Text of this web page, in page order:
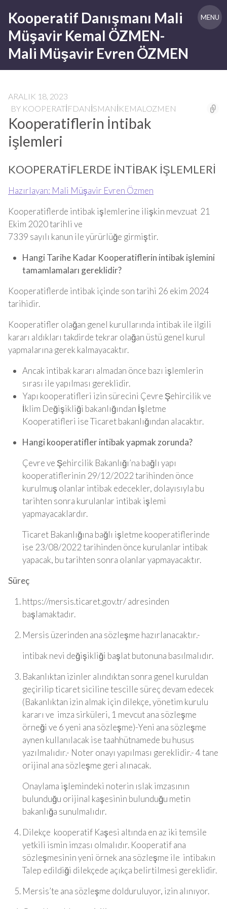
content
Kooperatif Danışmanı Mali
Müşavir Kemal ÖZMEN-
Mali Müşavir Evren ÖZMEN
MENU
ARALIK 18, 2023
BY KOOPERATIFDANISMANIKEMALOZMEN
Kooperatiflerin İntibak
işlemleri
KOOPERATİFLERDE İNTİBAK İŞLEMLERİ
Hazırlayan: Mali Müşavir Evren Özmen
Kooperatiflerde intibak işlemlerine ilişkin mevzuat 21
Ekim 2020 tarihli ve
7339 sayılı kanun ile yürürlüğe girmiştir.
Hangi Tarihe Kadar Kooperatiflerin intibak işlemini
tamamlamaları gereklidir?
Kooperatiflerde intibak içinde son tarihi 26 ekim 2024
tarihidir.
Kooperatifler olağan genel kurullarında intibak ile ilgili
kararı aldıkları takdirde tekrar olağan üstü genel kurul
yapmalarına gerek kalmayacaktır.
Ancak intibak kararı almadan önce bazı işlemlerin
sırası ile yapılması gereklidir.
Yapı kooperatifleri izin sürecini Çevre Şehircilik ve
İklim Değişikliği bakanlığından İşletme
Kooperatifleri ise Ticaret bakanlığından alacaktır.
Hangi kooperatifler intibak yapmak zorunda?
Çevre ve Şehircilik Bakanlığı’na bağlı yapı
kooperatiflerinin 29/12/2022 tarihinden önce
kurulmuş olanlar intibak edecekler, dolayısıyla bu
tarihten sonra kurulanlar intibak işlemi
yapmayacaklardır.
Ticaret Bakanlığına bağlı işletme kooperatiflerinde
ise 23/08/2022 tarihinden önce kurulanlar intibak
yapacak, bu tarihten sonra olanlar yapmayacaktır.
Süreç
https://mersis.ticaret.gov.tr/ adresinden
başlamaktadır.
Mersis üzerinden ana sözleşme hazırlanacaktır.-
intibak nevi değişikliği başlat butonuna basılmalıdır.
Bakanlıktan izinler alındıktan sonra genel kuruldan
geçirilip ticaret siciline tescille süreç devam edecek
(Bakanlıktan izin almak için dilekçe, yönetim kurulu
kararı ve imza sirküleri, 1 mevcut ana sözleşme
örneği ve 6 yeni ana sözleşme)-Yeni ana sözleşme
aynen kullanılacak ise taahhütnamede bu husus
yazılmalıdır.- Noter onayı yapılması gereklidir.- 4 tane
orijinal ana sözleşme geri alınacak.
Onaylama işlemindeki noterin ıslak imzasının
bulunduğu orijinal kaşesinin bulunduğu metin
bakanlığa sunulmalıdır.
Dilekçe kooperatif Kaşesi altında en az iki temsile
yetkili ismin imzası olmalıdır. Kooperatif ana
sözleşmesinin yeni örnek ana sözleşme ile intibakın
Talep edildiği dilekçede açıkça belirtilmesi gereklidir.
Mersis’te ana sözleşme dolduruluyor, izin alınıyor.